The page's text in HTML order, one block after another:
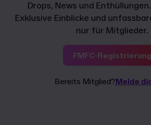
Drops, News und
Exklusive Einblicke und
nur für Mitglieder.
FMFC-Registrierung
Bereits Mitglied?Melde